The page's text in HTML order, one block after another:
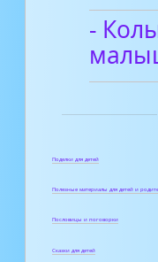
-
Поделки для детей
Полезные материалы для детей и
Пословицы и поговорки
Сказки для детей